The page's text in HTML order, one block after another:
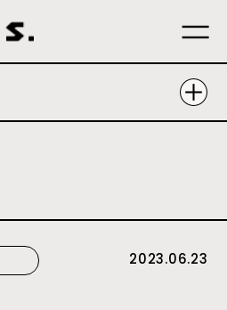
2023.06.23